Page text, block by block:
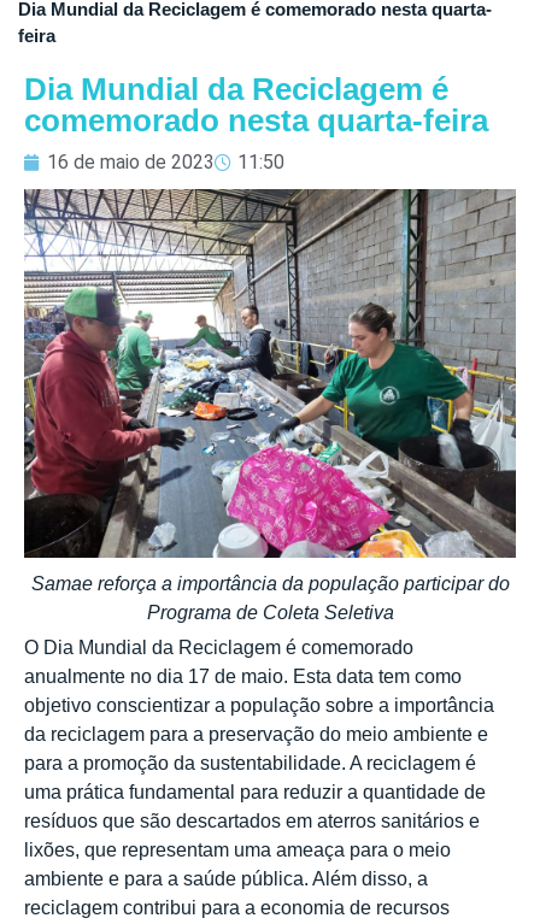
Dia Mundial da Reciclagem é comemorado nesta quarta-
feira
Dia Mundial da Reciclagem é
comemorado nesta quarta-feira
16 de maio de 2023 11:50
Samae reforça a importância da população participar do
Programa de Coleta Seletiva
O Dia Mundial da Reciclagem é comemorado
anualmente no dia 17 de maio. Esta data tem como
objetivo conscientizar a população sobre a importância
da reciclagem para a preservação do meio ambiente e
para a promoção da sustentabilidade. A reciclagem é
uma prática fundamental para reduzir a quantidade de
resíduos que são descartados em aterros sanitários e
lixões, que representam uma ameaça para o meio
ambiente e para a saúde pública. Além disso, a
reciclagem contribui para a economia de recursos